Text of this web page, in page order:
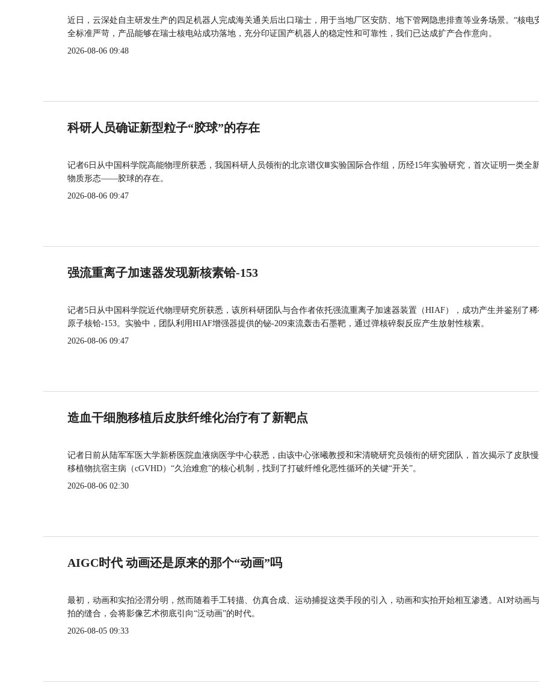
近日，云深处自主研发生产的四足机器人完成海关通关后出口瑞士，用于当地厂区安防、地下管网隐患排查等业务场景。“核电
全标准严苛，产品能够在瑞士核电站成功落地，充分印证国产机器人的稳定性和可靠性，我们已达成扩产合作意向。
2026-08-06 09:48
科研人员确证新型粒子“胶球”的存在
记者6日从中国科学院高能物理所获悉，我国科研人员领衔的北京谱仪Ⅲ实验国际合作组，历经15年实验研究，首次证明一类全
物质形态——胶球的存在。
2026-08-06 09:47
强流重离子加速器发现新核素铪-153
记者5日从中国科学院近代物理研究所获悉，该所科研团队与合作者依托强流重离子加速器装置（HIAF），成功产生并鉴别了
原子核铪-153。实验中，团队利用HIAF增强器提供的铋-209束流轰击石墨靶，通过弹核碎裂反应产生放射性核素。
2026-08-06 09:47
造血干细胞移植后皮肤纤维化治疗有了新靶点
记者日前从陆军军医大学新桥医院血液病医学中心获悉，由该中心张曦教授和宋清晓研究员领衔的研究团队，首次揭示了皮肤
移植物抗宿主病（cGVHD）“久治难愈”的核心机制，找到了打破纤维化恶性循环的关键“开关”。
2026-08-06 02:30
AIGC时代 动画还是原来的那个“动画”吗
最初，动画和实拍泾渭分明，然而随着手工转描、仿真合成、运动捕捉这类手段的引入，动画和实拍开始相互渗透。AI对动画
拍的缝合，会将影像艺术彻底引向“泛动画”的时代。
2026-08-05 09:33